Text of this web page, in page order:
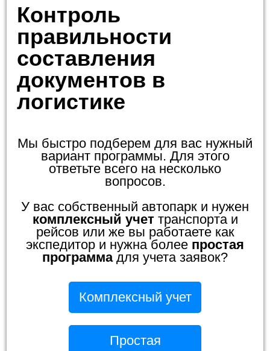
Контроль
правильности
составления
документов в
логистике
Мы быстро подберем для вас нужный
вариант программы. Для этого
ответьте всего на несколько
вопросов.
У вас собственный автопарк и нужен
комплексный учеттранспорта и
рейсов или же вы работаете как
экспедитор и нужна более простая
программадля учета заявок?
Комплексный учет
Простая